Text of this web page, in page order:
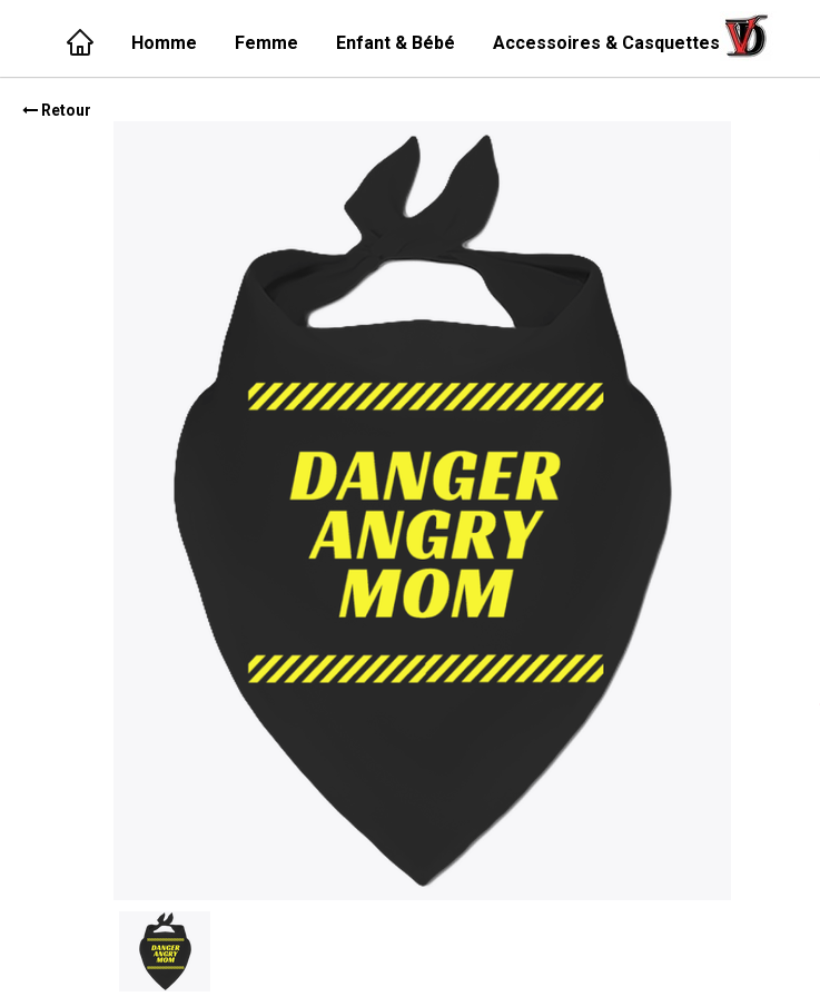
Homme Femme Enfant & Bébé Accessoires & Casquettes
Retour